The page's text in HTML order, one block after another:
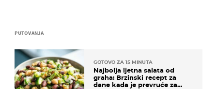
PUTOVANJA
GOTOVO ZA 15 MINUTA
Najbolja ljetna salata od
graha: Brzinski recept za
dane kada je prevruće za